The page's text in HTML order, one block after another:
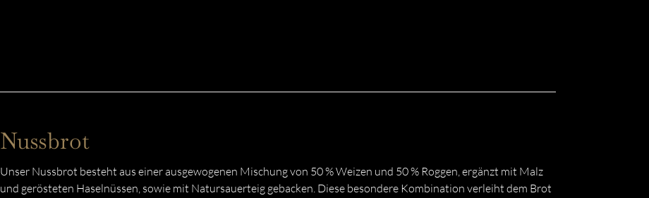
Nussbrot
Unser Nussbrot besteht aus einer ausgewogenen Mischung von 50 % Weizen und 50 % Roggen, ergänzt mit Malz
und gerösteten Haselnüssen, sowie mit Natursauerteig gebacken. Diese besondere Kombination verleiht dem Brot